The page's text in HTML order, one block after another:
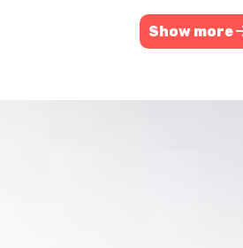
Show more